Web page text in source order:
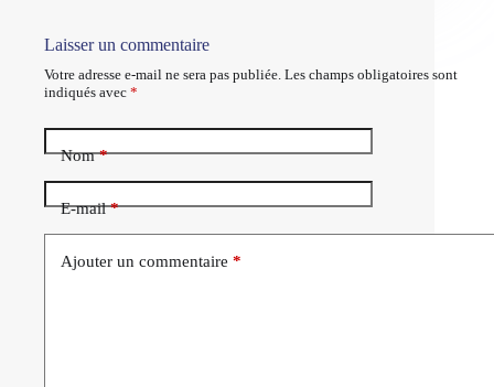
Laisser un commentaire
Votre adresse e-mail ne sera pas publiée. Les champs obligatoires sont
indiqués avec *
Nom*
E-mail*
Ajouter un commentaire *